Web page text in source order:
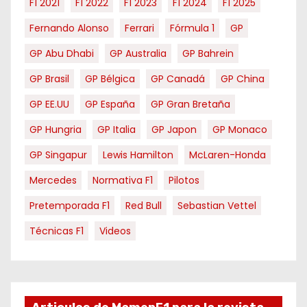
F1 2021
F1 2022 F1 2023 F1 2024
F1 2025
Fernando Alonso
Ferrari Fórmula 1
GP
GP Abu Dhabi
GP Australia
GP Bahrein
GP Brasil
GP Bélgica GP Canadá
GP China
GP EE.UU
GP España
GP Gran Bretaña
GP Hungria
GP Italia GP Japon
GP Monaco
GP Singapur
Lewis Hamilton
McLaren-Honda
Mercedes
Normativa F1
Pilotos
Pretemporada F1
Red Bull
Sebastian Vettel
Técnicas F1
Videos